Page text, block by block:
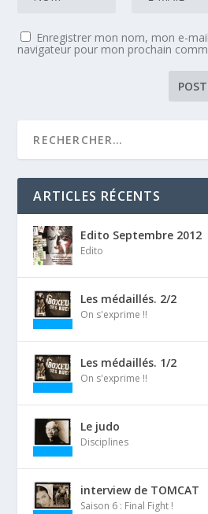
Enregistrer mon nom, mon e-
navigateur pour mon prochain
ARTICLES RÉCENTS
Edito Septembre 2012
Edito
Les médaillés. 2/2
On s'exprime !!
Les médaillés. 1/2
On s'exprime !!
Le judo
Disciplines
interview de TOMCAT
Saison 6 : Final Fight !